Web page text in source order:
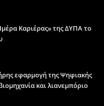
Καριέρας» της ΔΥΠΑ το
εφαρμογή της Ψηφιακής
και λιανεμπόριο